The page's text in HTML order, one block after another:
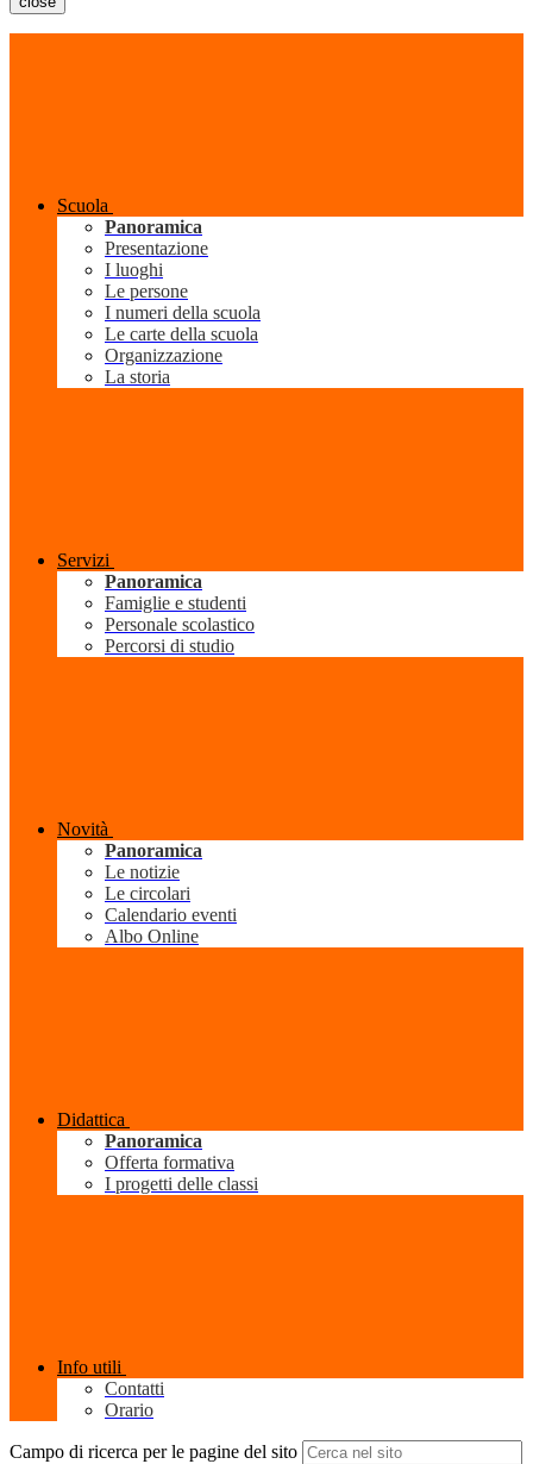
Scuola
Panoramica
Presentazione
I luoghi
Le persone
I numeri della scuola
Le carte della scuola
Organizzazione
La storia
Servizi
Panoramica
Famiglie e studenti
Personale scolastico
Percorsi di studio
Novità
Panoramica
Le notizie
Le circolari
Calendario eventi
Albo Online
Didattica
Panoramica
Offerta formativa
I progetti delle classi
Info utili
Contatti
Orario
Campo di ricerca per le pagine del sito